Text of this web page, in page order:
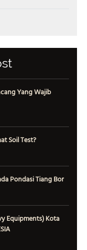
Yang Wajib
Soil Test?
Pondasi Tiang Bor
Equipments) Kota